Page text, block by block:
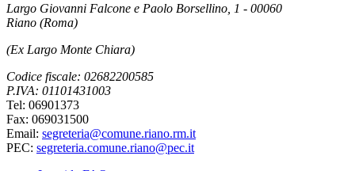
Largo Giovanni Falcone e Paolo Borsellino, 1 - 00060
Riano (Roma)
(Ex Largo Monte Chiara)
Codice fiscale: 02682200585
P.IVA: 01101431003
Tel: 06901373
Fax: 069031500
Email: segreteria@comune.riano.rm.it
PEC: segreteria.comune.riano@pec.it